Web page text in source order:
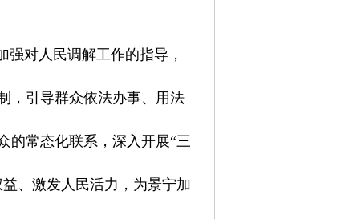
对人民调解工作的指导，
，引导群众依法办事、用法
的常态化联系，深入开展“三
、激发人民活力，为景宁加